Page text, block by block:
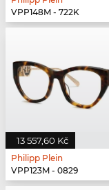
VPP148M - 722K
13 557,60 Kč
Philipp Plein
VPP123M - 0829